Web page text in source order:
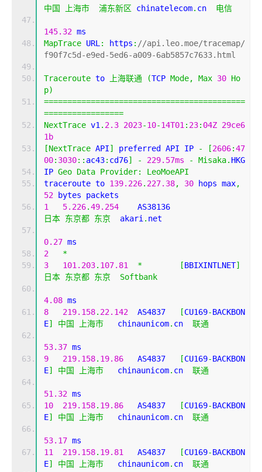
中国
上海市 浦东新区 chinatelecom. cn 电信
145.32 ms
MapTrace URL : https : //api.leo.moe/tracemap/
f90f7c5d-e9ed-5ed6-a009-6ab5857c7633.html
Traceroute to 上海联通 (TCP Mode, Max 30 Ho
p)
===========================================
=================
NextTrace v1 . 2.3 2023-10-14T01 : 23: 04Z 29ce6
1b
[NextTrace API] preferred API IP - [2606:47
00: 3030:: ac43: cd76] - 229.57ms - Misaka. HKG
IP Geo Data Provider:
LeoMoeAPI
traceroute to 139.226. 227.38, 30 hops max,
52 bytes packets
1
5.226.49.254
日本 东京都 东京
  akari
. net
0.27 ms
2
*
3
101.203. 107.81 * [BBIXINTLNET]
日本 东京都 东京 Softbank
4.08 ms
8
219.158. 22.142
  AS4837
[CU169-BACKBON
E] 中国 上海市
   chinaunicom
. cn 联通
53.37 ms
9
219.158. 19.86
   AS4837
[CU169-BACKBON
E] 中国 上海市
   chinaunicom
. cn 联通
51.32 ms
10
219.158. 19.86
   AS4837
[CU169-BACKBON
E] 中国 上海市
   chinaunicom
. cn 联通
53.17 ms
11
219.158. 19.81
   AS4837
[CU169-BACKBON
E] 中国 上海市
   chinaunicom
. cn 联通